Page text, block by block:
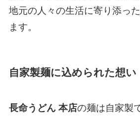
地元の人々の生活に寄り添っ
ます。
自家製麺に込められた想い
長命うどん 本店の麺は自家製